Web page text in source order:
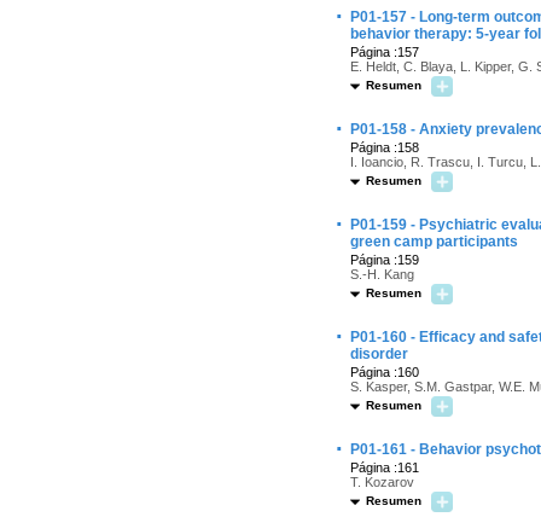
·
P01-157 - Long-term
behavior therapy: 5-year
Página :157
E. Heldt, C. Blaya, L. Kipper, G.
Resumen
· P01-158 - Anxiety
Página :158
I. Ioancio, R. Trascu, I. Turcu,
Resumen
·
P01-159 - Psychiatric
green camp participants
Página :159
S.-H. Kang
Resumen
·
P01-160 - Efficacy and
disorder
Página :160
S. Kasper, S.M. Gastpar, W.E.
Resumen
· P01-161 - Behavior
Página :161
T. Kozarov
Resumen